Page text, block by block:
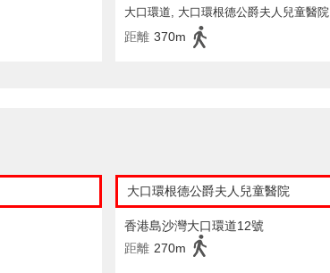
大口環道, 大口環根德公爵夫人兒童醫院
距離 370m
大口環根德公爵夫人兒童醫院
香港島沙灣大口環道12號
距離 270m